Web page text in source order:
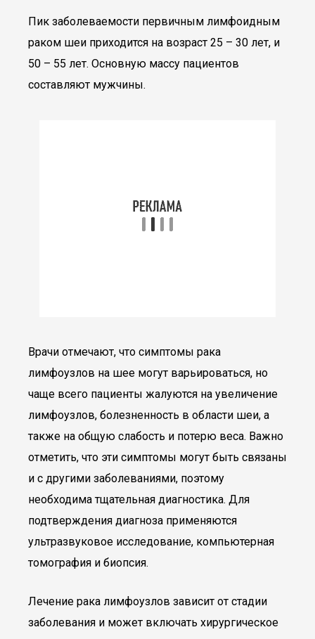
Пик заболеваемости первичным лимфоидным
раком шеи приходится на возраст 25 – 30 лет, и
50 – 55 лет. Основную массу пациентов
составляют мужчины.
Врачи отмечают, что симптомы рака
лимфоузлов на шее могут варьироваться, но
чаще всего пациенты жалуются на увеличение
лимфоузлов, болезненность в области шеи, а
также на общую слабость и потерю веса. Важно
отметить, что эти симптомы могут быть связаны
и с другими заболеваниями, поэтому
необходима тщательная диагностика. Для
подтверждения диагноза применяются
ультразвуковое исследование, компьютерная
томография и биопсия.
Лечение рака лимфоузлов зависит от стадии
заболевания и может включать хирургическое